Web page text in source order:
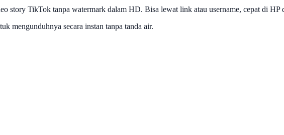
story TikTok tanpa watermark dalam HD. Bisa lewat link atau username, cepat di HP
mengunduhnya secara instan tanpa tanda air.